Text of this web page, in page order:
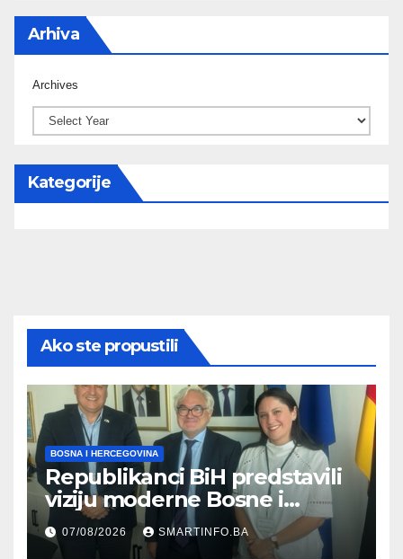
Arhiva
Archives
Kategorije
Ako ste propustili
BOSNA I HERCEGOVINA
Republikanci BiH predstavili
viziju moderne Bosne i
Hercegovine ambasadoru
Njemačke
07/08/2026 SMARTINFO.BA